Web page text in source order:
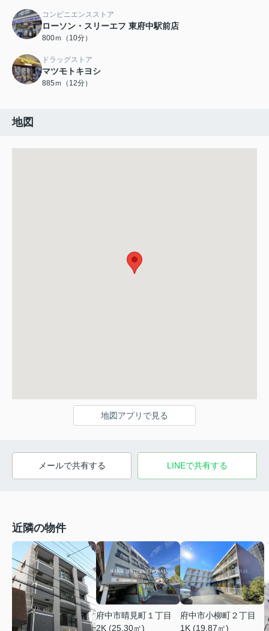
コンビニエンスストア
ローソン・スリーエフ 東府中駅前店
800ｍ（10分）
ドラッグストア
マツモトキヨシ
885ｍ（12分）
地図
地図アプリで見る
メールで共有する LINEで共有する
近隣の物件
府中市晴見町１丁目
2K (25.30㎡)
府中市小柳町２丁目
1K (19.87㎡)